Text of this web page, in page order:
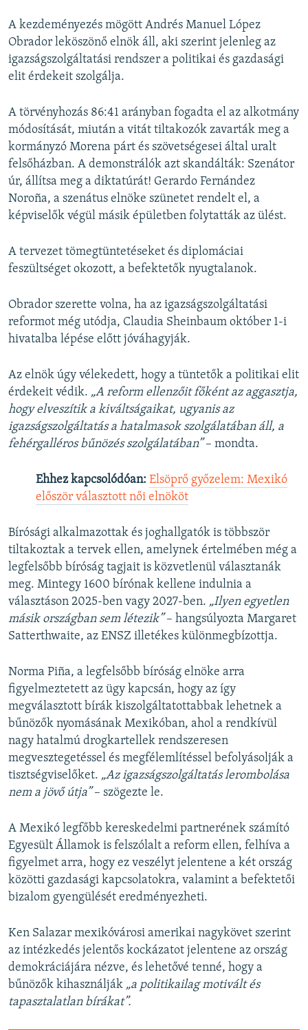
A kezdeményezés mögött Andrés Manuel López
Obrador leköszönő elnök áll, aki szerint jelenleg az
igazságszolgáltatási rendszer a politikai és gazdasági
elit érdekeit szolgálja.
A törvényhozás 86:41 arányban fogadta el az alkotmány
módosítását, miután a vitát tiltakozók zavarták meg a
kormányzó Morena párt és szövetségesei által uralt
felsőházban. A demonstrálók azt skandálták: Szenátor
úr, állítsa meg a diktatúrát! Gerardo Fernández
Noroña, a szenátus elnöke szünetet rendelt el, a
képviselők végül másik épületben folytatták az ülést.
A tervezet tömegtüntetéseket és diplomáciai
feszültséget okozott, a befektetők nyugtalanok.
Obrador szerette volna, ha az igazságszolgáltatási
reformot még utódja, Claudia Sheinbaum október 1-i
hivatalba lépése előtt jóváhagyják.
Az elnök úgy vélekedett, hogy a tüntetők a politikai elit
érdekeit védik. „A reform ellenzőit főként az aggasztja,
hogy elveszítik a kiváltságaikat, ugyanis az
igazságszolgáltatás a hatalmasok szolgálatában áll, a
fehérgalléros bűnözés szolgálatában” – mondta.
Ehhez kapcsolódóan: Elsöprő győzelem: Mexikó
először választott női elnököt
Bírósági alkalmazottak és joghallgatók is többször
tiltakoztak a tervek ellen, amelynek értelmében még a
legfelsőbb bíróság tagjait is közvetlenül választanák
meg. Mintegy 1600 bírónak kellene indulnia a
választáson 2025-ben vagy 2027-ben. „Ilyen egyetlen
másik országban sem létezik”– hangsúlyozta Margaret
Satterthwaite, az ENSZ illetékes különmegbízottja.
Norma Piña, a legfelsőbb bíróság elnöke arra
figyelmeztetett az ügy kapcsán, hogy az így
megválasztott bírák kiszolgáltatottabbak lehetnek a
bűnözők nyomásának Mexikóban, ahol a rendkívül
nagy hatalmú drogkartellek rendszeresen
megvesztegetéssel és megfélemlítéssel befolyásolják a
tisztségviselőket. „Az igazságszolgáltatás lerombolása
nem a jövő útja”– szögezte le.
A Mexikó legfőbb kereskedelmi partnerének számító
Egyesült Államok is felszólalt a reform ellen, felhíva a
figyelmet arra, hogy ez veszélyt jelentene a két ország
közötti gazdasági kapcsolatokra, valamint a befektetői
bizalom gyengülését eredményezheti.
Ken Salazar mexikóvárosi amerikai nagykövet szerint
az intézkedés jelentős kockázatot jelentene az ország
demokráciájára nézve, és lehetővé tenné, hogy a
bűnözők kihasználják „a politikailag motivált és
tapasztalatlan bírákat”.